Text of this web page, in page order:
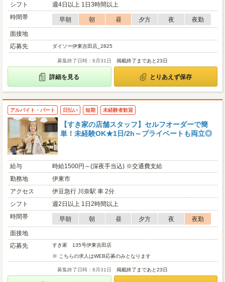
シフト
週4日以上 1日3時間以上
時間帯
早朝 朝 昼 夕方 夜
夜勤
面接地
応募先
ダイソー伊東吉田店_2825
募集終了日時：8月31日 掲載終了まであと23日
詳細を見る とりあえず保存
アルバイト・パート 日払い 短期 未経験者歓迎
【すき家の店舗スタッフ】セルフオーダーで簡
単！未経験OK★1日/2h～プライベートも両立◎
給与
時給1500円～(深夜手当込) ※交通費支給
勤務地
伊東市
アクセス
伊豆急行 川奈駅 車 2分
シフト
週2日以上 1日2時間以上
時間帯
早朝 朝 昼 夕方 夜
夜勤
面接地
応募先
すき家 135号伊東吉田店
※ こちらの求人はWEB応募のみとなります
募集終了日時：8月31日 掲載終了まであと23日